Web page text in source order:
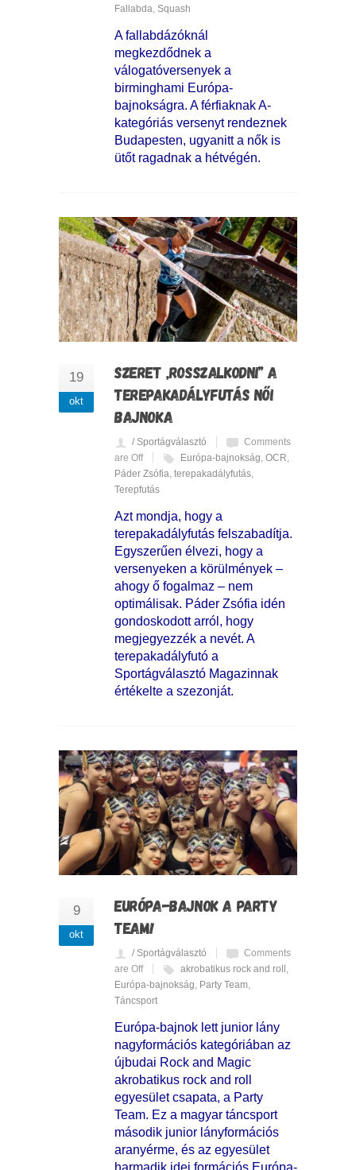
Fallabda, Squash
A fallabdázóknál
megkezdődnek a
válogatóversenyek a
birminghami Európa-
bajnokságra. A férfiaknak A-
kategóriás versenyt rendeznek
Budapesten, ugyanitt a nők is
ütőt ragadnak a hétvégén.
19
okt
SZERET „ROSSZALKODNI” A
TEREPAKADÁLYFUTÁS NŐI
BAJNOKA
/ Sportágválasztó
Comments
are Off
Európa-bajnokság, OCR,
Páder Zsófia, terepakadályfutás,
Terepfutás
Azt mondja, hogy a
terepakadályfutás felszabadítja.
Egyszerűen élvezi, hogy a
versenyeken a körülmények –
ahogy ő fogalmaz – nem
optimálisak. Páder Zsófia idén
gondoskodott arról, hogy
megjegyezzék a nevét. A
terepakadályfutó a
Sportágválasztó Magazinnak
értékelte a szezonját.
9
okt
EURÓPA-BAJNOK A PARTY
TEAM!
/ Sportágválasztó
Comments
are Off
akrobatikus rock and roll,
Európa-bajnokság, Party Team,
Táncsport
Európa-bajnok lett junior lány
nagyformációs kategóriában az
újbudai Rock and Magic
akrobatikus rock and roll
egyesület csapata, a Party
Team. Ez a magyar táncsport
második junior lányformációs
aranyérme, és az egyesület
harmadik idei formációs Európa-